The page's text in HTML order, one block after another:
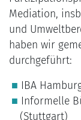
Mediation,
und
haben wir
durchgeführt:
IBA
Informelle
(Stuttgart)